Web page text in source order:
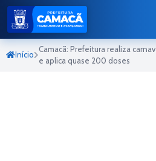
Início
Camacã: Prefeitura realiza
e aplica quase 200 doses